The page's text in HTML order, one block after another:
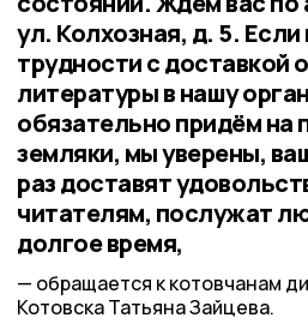
ул. Колхозная, д. 5. Если
трудности с доставкой
литературы в нашу
обязательно придём
земляки, мы уверены,
раз доставят
читателям, послужат
долгое время,
обращается к котовчанам
Котовска Татьяна Зайцева.